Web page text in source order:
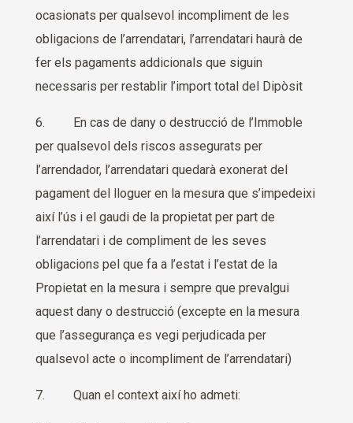
ocasionats per qualsevol incompliment de les
obligacions de l’arrendatari, l’arrendatari haurà de
fer els pagaments addicionals que siguin
necessaris per restablir l’import total del Dipòsit
6. En cas de dany o destrucció de l’Immoble
per qualsevol dels riscos assegurats per
l’arrendador, l’arrendatari quedarà exonerat del
pagament del lloguer en la mesura que s’impedeixi
així l’ús i el gaudi de la propietat per part de
l’arrendatari i de compliment de les seves
obligacions pel que fa a l’estat i l’estat de la
Propietat en la mesura i sempre que prevalgui
aquest dany o destrucció (excepte en la mesura
que l’assegurança es vegi perjudicada per
qualsevol acte o incompliment de l’arrendatari)
7. Quan el context així ho admeti: